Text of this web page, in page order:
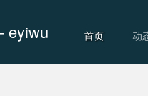
- eyiwu 首页 动